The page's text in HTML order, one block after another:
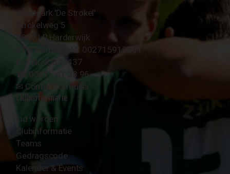
Sportpark 'De Strokel'
Strokelweg 5
3847 LR Harderwijk
BTW Nummer NL 002715910B01
KvK Nr 40094437
☎︎ 0341 - 41 28 96
✉︎ Contactformulier
Clubinformatie
Lid worden
Clubinformatie
Teams
Gedragscode
Kalender & Events